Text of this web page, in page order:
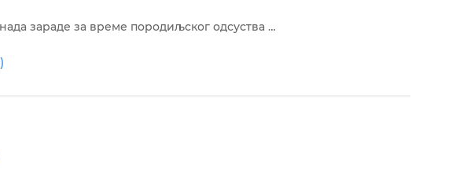
зараде за време породиљског одсуства